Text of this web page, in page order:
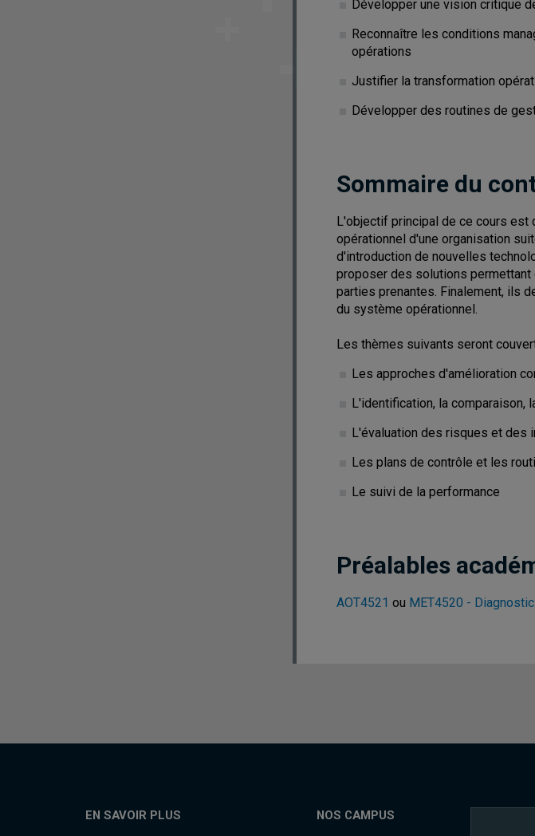
Développer une vision critique
Reconnaître les conditions
opérations
Justifier la transformation
Développer des routines de
Sommaire du
L'objectif principal de ce cours est
opérationnel d'une organisation
d'introduction de nouvelles
proposer des solutions permettant
parties prenantes. Finalement, ils
du système opérationnel.
Les thèmes suivants seront
Les approches d'amélioration
L'identification, la comparaison,
L'évaluation des risques et des
Les plans de contrôle et les
Le suivi de la performance
Préalables
AOT4521 ou MET4520 -
EN SAVOIR PLUS NOS CAMPUS